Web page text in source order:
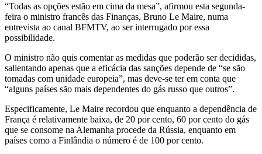
“Todas as opções estão em cima da mesa”, afirmou esta segunda-
feira o ministro francês das Finanças, Bruno Le Maire, numa
entrevista ao canal BFMTV, ao ser interrugado por essa
possibilidade.
O ministro não quis comentar as medidas que poderão ser decididas,
salientando apenas que a eficácia das sanções depende de “se são
tomadas com unidade europeia”, mas deve-se ter em conta que
“alguns países são mais dependentes do gás russo que outros”.
Especificamente, Le Maire recordou que enquanto a dependência de
França é relativamente baixa, de 20 por cento, 60 por cento do gás
que se consome na Alemanha procede da Rússia, enquanto em
países como a Finlândia o número é de 100 por cento.